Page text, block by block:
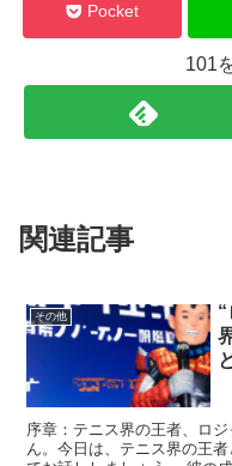
Pocket
101
関連記事
その他
序章：テニス界の王者、ロ
ん。今日は、テニス界の王